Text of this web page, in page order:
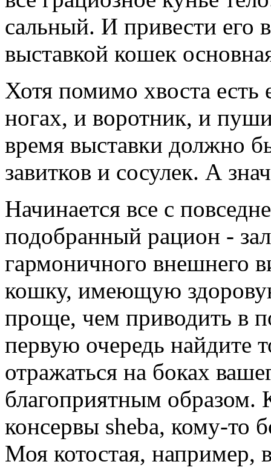
сальный. И привести его
выставкой кошек
Хотя помимо хвоста
ногах, и воротник, и
время выставки должно
завитков и сосулек. А
Начинается все с
подобранный рацион -
гармоничного внешнего
кошку, имеющую
проще, чем приводить в
первую очередь найдите
отражаться на боках
благоприятным образом.
консервы sheba, кому-то
Моя котостая, например,